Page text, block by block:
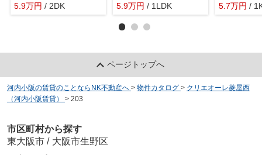
5.9万円 / 2DK
5.9万円 / 1LDK 5.7万円 /
ページトップへ
河内小阪の賃貸のことならNK不動産へ > 物件カタログ > クリエオーレ菱屋西
（河内小阪賃貸）
> 203
市区町村から探す
東大阪市 / 大阪市生野区